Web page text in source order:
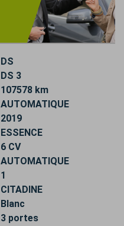
DS
DS 3
107578 km
AUTOMATIQUE
2019
ESSENCE
6 CV
AUTOMATIQUE
1
CITADINE
Blanc
3 portes